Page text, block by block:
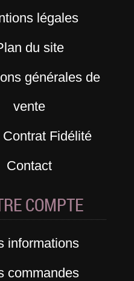
légales
du site
générales de
vente
Contrat Fidélité
Contact
COMPTE
informations
commandes